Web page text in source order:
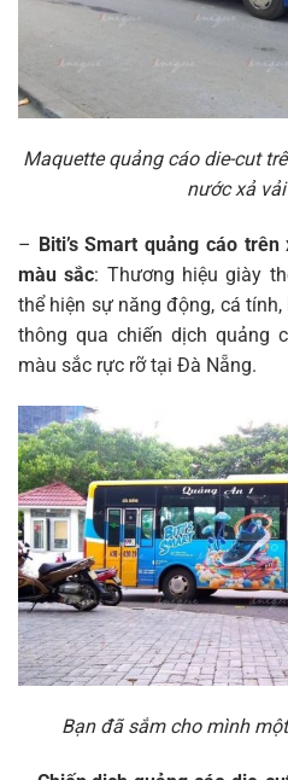
Maquette quảng cáo die-cut
nước xả
– Biti’s Smart quảng cáo
màu sắc: Thương hiệu giày
thể hiện sự năng động, cá
thông qua chiến dịch quảng
màu sắc rực rỡ tại Đà Nẵng.
Bạn đã sắm cho mình